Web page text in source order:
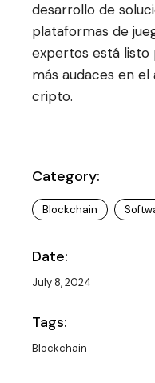
desarrollo de
plataformas de
expertos está listo
más audaces en
cripto.
Category:
Blockchain
Date:
July 8, 2024
Tags:
Blockchain